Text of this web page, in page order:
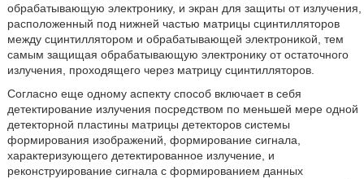
обрабатывающую электронику, и экран для защиты от излучения,
расположенный под нижней частью матрицы сцинтилляторов
между сцинтиллятором и обрабатывающей электроникой, тем
самым защищая обрабатывающую электронику от остаточного
излучения, проходящего через матрицу сцинтилляторов.
Согласно еще одному аспекту способ включает в себя
детектирование излучения посредством по меньшей мере одной
детекторной пластины матрицы детекторов системы
формирования изображений, формирование сигнала,
характеризующего детектированное излучение, и
реконструирование сигнала с формированием данных